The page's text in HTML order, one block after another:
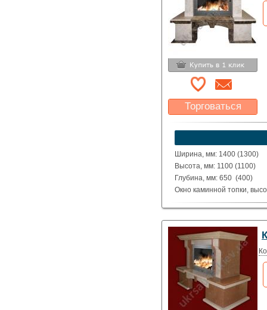
Торговаться
Какая цена Вас
устроит?
Указать цену
Ширина, мм: 1400 (1300)
Высота, мм: 1100 (1100)
Глубина, мм: 650 (400)
Окно каминной топки,
Окно каминной топки,
Материал: полированные
Beige.
Исполнение: Прямой,